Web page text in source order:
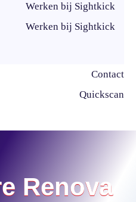
Werken bij Sightkick
Werken bij Sightkick
Contact
Quickscan
Renova